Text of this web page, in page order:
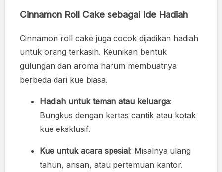
Cinnamon Roll Cake sebagai Ide Hadiah
Cinnamon roll cake juga cocok dijadikan hadiah
untuk orang terkasih. Keunikan bentuk
gulungan dan aroma harum membuatnya
berbeda dari kue biasa.
Hadiah untuk teman atau keluarga:
Bungkus dengan kertas cantik atau kotak
kue eksklusif.
Kue untuk acara spesial: Misalnya ulang
tahun, arisan, atau pertemuan kantor.